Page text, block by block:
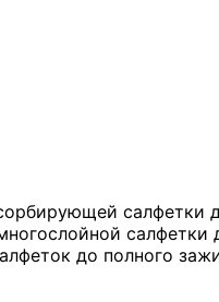
салфетки
до полного